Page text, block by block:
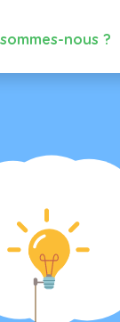
nous ?